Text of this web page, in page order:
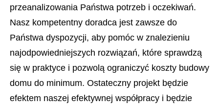
przeanalizowania Państwa potrzeb i oczekiwań.
Nasz kompetentny doradca jest zawsze do
Państwa dyspozycji, aby pomóc w znalezieniu
najodpowiedniejszych rozwiązań, które sprawdzą
się w praktyce i pozwolą ograniczyć koszty budowy
domu do minimum. Ostateczny projekt będzie
efektem naszej efektywnej współpracy i będzie